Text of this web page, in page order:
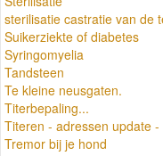
sterilisatie castratie van de
Suikerziekte of diabetes
Syringomyelia
Tandsteen
Te kleine neusgaten.
Titerbepaling...
Titeren - adressen update
Tremor bij je hond